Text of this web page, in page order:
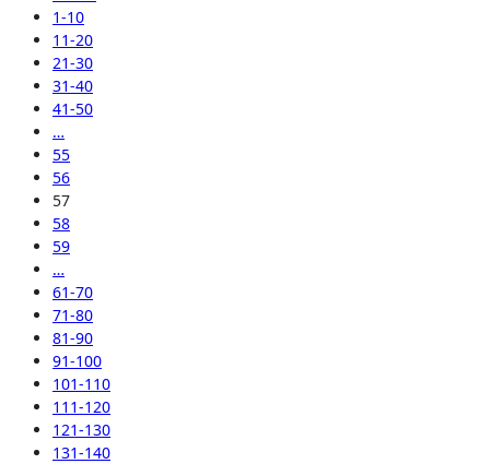
1-10
11-20
21-30
31-40
41-50
…
55
56
57
58
59
…
61-70
71-80
81-90
91-100
101-110
111-120
121-130
131-140